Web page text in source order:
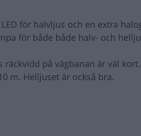
för halvljus och en extra
för både både halv- och
på vägbanan är väl
m. Helljuset är också bra.